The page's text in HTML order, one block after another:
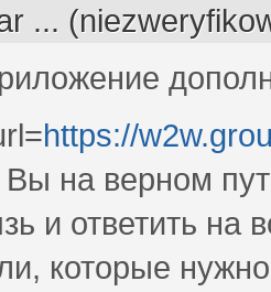
...
https://
на верном
и ответить на
которые